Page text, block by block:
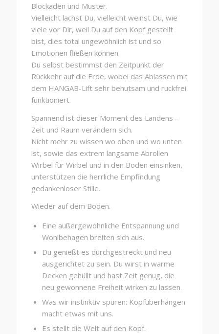
Blockaden und Muster.
Vielleicht lachst Du, vielleicht weinst Du, wie
viele vor Dir, weil Du auf den Kopf gestellt
bist, dies total ungewöhnlich ist und so
Emotionen fließen können.
Du selbst bestimmst den Zeitpunkt der
Rückkehr auf die Erde, wobei das Ablassen mit
dem HANGAB-Lift sehr behutsam und ruckfrei
funktioniert.
Spannend ist dieser Moment des Landens –
Zeit und Raum verändern sich.
Nicht mehr zu wissen wo oben und wo unten
ist, sowie das extrem langsame Abrollen
Wirbel für Wirbel und in den Boden einsinken,
unterstützen die herrliche Empfindung
gedankenloser Stille.
Wieder auf dem Boden.
Eine außergewöhnliche Entspannung und
Wohlbehagen breiten sich aus.
Du genießt es durchgestreckt und neu
ausgerichtet zu sein. Du wirst in warme
Decken gehüllt und hast Zeit genug, die
neu gewonnene Freiheit wirken zu lassen.
Was wir instinktiv spüren: Kopfüberhängen
macht etwas mit uns.
Es stellt die Welt auf den Kopf.